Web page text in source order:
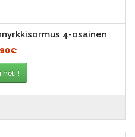
4-osainen
heti !